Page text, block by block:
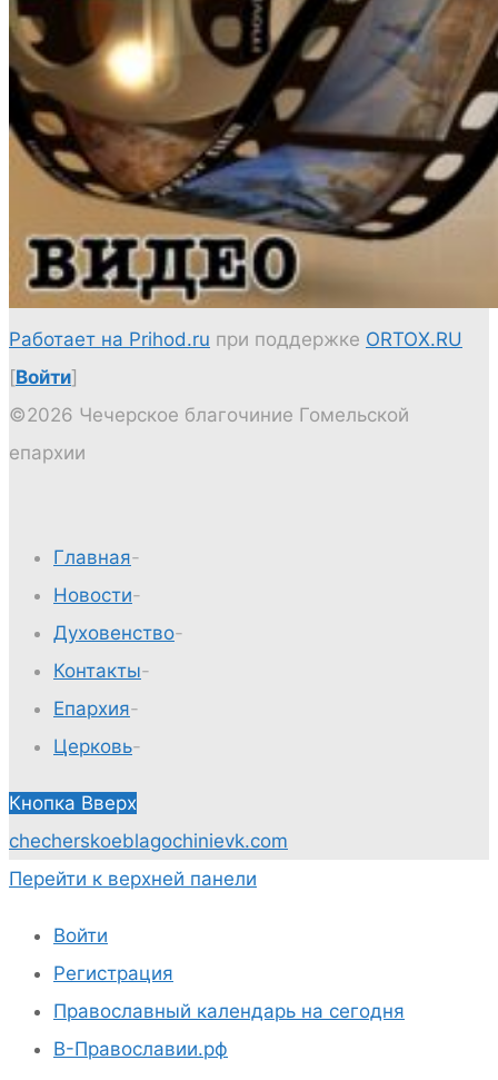
Работает на Prihod.ru при поддержке ORTOX.RU
[Войти]
©2026 Чечерское благочиние Гомельской
епархии
Главная-
Новости-
Духовенство-
Контакты-
Епархия-
Церковь-
Кнопка Вверх
checherskoeblagochinievk.com
Перейти к верхней панели
Войти
Регистрация
Православный календарь на сегодня
В-Православии.рф